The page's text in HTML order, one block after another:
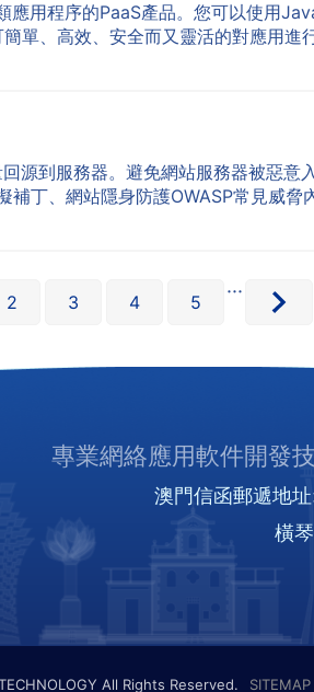
用程序的PaaS產品。您可以使用
單、高效、安全而又靈活的對應用
源到服務器。避免網站服務器被惡
丁、網站隱身防護OWASP常見威脅
2 3 4 5 ···
專業網絡應用軟件開發
澳門信函郵遞地
橫
All Rights Reserved. SITEMAP